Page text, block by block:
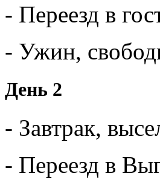
- Переезд в
- Ужин,
День 2
- Завтрак,
- Переезд в